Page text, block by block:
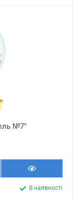
№7"
В наявності